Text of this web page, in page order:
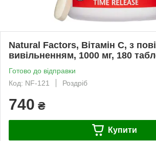
Natural Factors, Вітамін C, з
вивільненням, 1000 мг, 180
Готово до відправки
Код: NF-121
Роздріб
740 ₴
Купити